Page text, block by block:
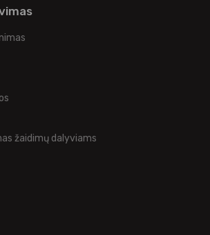
žaidimų dalyviams